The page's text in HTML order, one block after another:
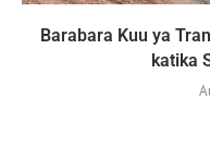
Barabara Kuu ya
katika